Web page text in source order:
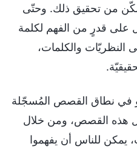
من تحقيق ذلك. وحتّى
على قدرٍ من الفهم لكلمة
النظريّات والكلمات،
في نطاق القصص المُسجّلة
هذه القصص، ومن خلال
يمكن للناس أن يفهموا